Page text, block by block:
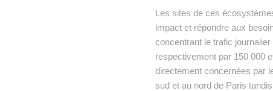
Les sites de ces
impact et répondre aux
concentrant le trafic
respectivement par 150 000
directement concernées par
sud et au nord de Paris